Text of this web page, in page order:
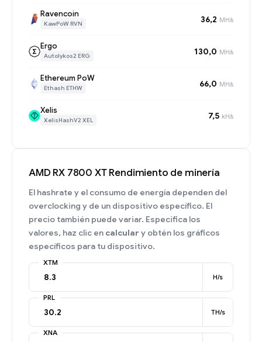
Ravencoin
KawPoW RVN 36,2 MH/s
Ergo
Autolykos2 ERG 130,0 MH/s
Ethereum PoW
Ethash ETHW 66,0 MH/s
Xelis
XelisHashV2 XEL 7,5 kH/s
AMD RX 7800 XT Rendimiento de minería
El hashrate y el consumo de energía dependen del
overclocking y de un dispositivo específico. El
precio también puede variar. Especifica los
valores, haz clic en calcular y obtén los gráficos
específicos para tu dispositivo.
XTM
H/s
PRL
TH/s
XNA